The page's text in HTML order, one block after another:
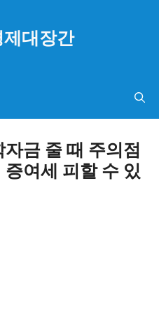
제대장간
금 줄 때 주의점
여세 피할 수 있